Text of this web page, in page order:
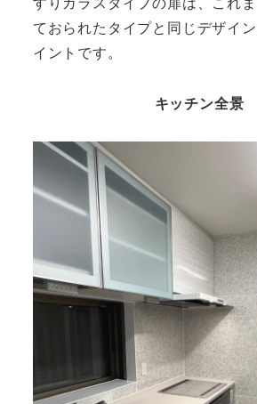
ておられたタイプと同じデザイ
イントです。
キッチン全景